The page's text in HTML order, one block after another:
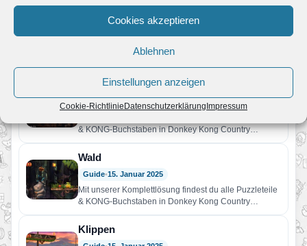
Cookies akzeptieren
Ablehnen
Einstellungen anzeigen
Cookie-RichtlinieDatenschutzerklärungImpressum
Mit unserer Komplettlösung findest du alle Puzzleteile
& KONG-Buchstaben in Donkey Kong Country
Returns HD in Welt 3…
Höhle
Guide •15. Januar 2025
& KONG-Buchstaben in Donkey Kong Country
Returns HD in Welt 4…
Wald
Guide•15. Januar 2025
Mit unserer Komplettlösung findest du alle Puzzleteile
& KONG-Buchstaben in Donkey Kong Country
Returns HD in Welt 5…
Klippen